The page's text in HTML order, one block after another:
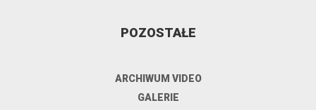
POZOSTAŁE
ARCHIWUM VIDEO
GALERIE